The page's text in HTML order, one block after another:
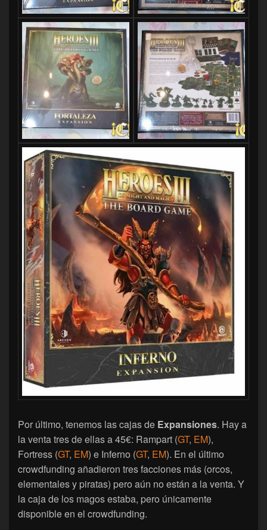
Por último, tenemos las cajas de Expansiones. Hay a
la venta tres de ellas a 45€: Rampart (GT, EM),
Fortress (GT, EM) e Inferno (GT, EM). En el último
crowdfunding añadieron tres facciones más (orcos,
elementales y piratas) pero aún no están a la venta. Y
la caja de los magos estaba, pero únicamente
disponible en el crowdfunding.